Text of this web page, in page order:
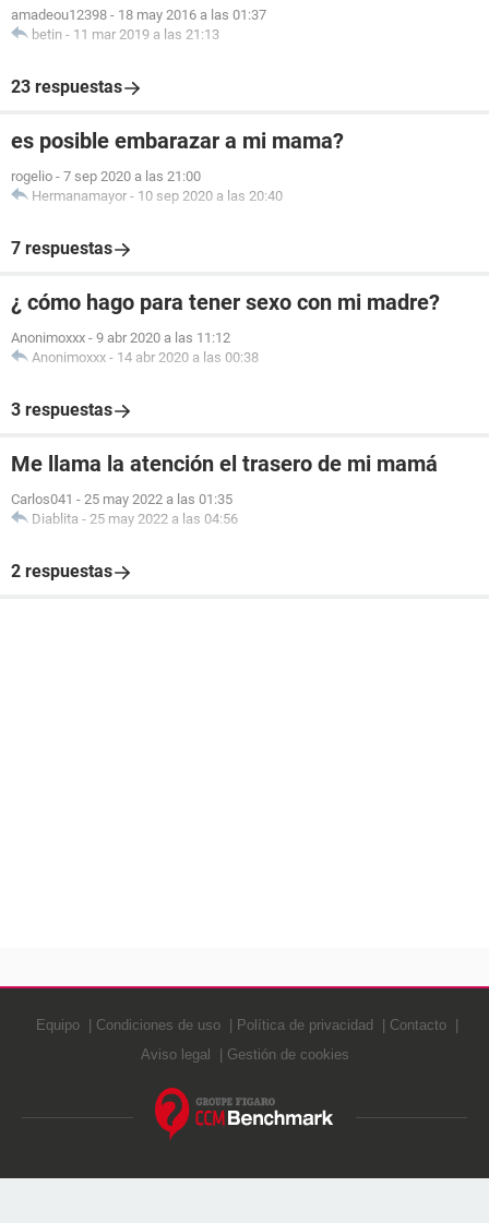
amadeou12398 - 18 may 2016 a las 01:37
betin - 11 mar 2019 a las 21:13
23 respuestas
es posible embarazar a mi mama?
rogelio - 7 sep 2020 a las 21:00
Hermanamayor - 10 sep 2020 a las 20:40
7 respuestas
¿ cómo hago para tener sexo con mi madre?
Anonimoxxx - 9 abr 2020 a las 11:12
Anonimoxxx - 14 abr 2020 a las 00:38
3 respuestas
Me llama la atención el trasero de mi mamá
Carlos041 - 25 may 2022 a las 01:35
Diablita - 25 may 2022 a las 04:56
2 respuestas
Equipo Condiciones de uso Política de privacidad
Contacto
Aviso legal
Gestión de cookies